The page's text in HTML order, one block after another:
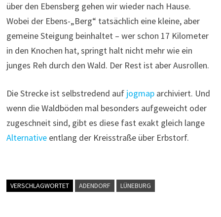
über den Ebensberg gehen wir wieder nach Hause.
Wobei der Ebens-„Berg“ tatsächlich eine kleine, aber
gemeine Steigung beinhaltet – wer schon 17 Kilometer
in den Knochen hat, springt halt nicht mehr wie ein
junges Reh durch den Wald. Der Rest ist aber Ausrollen.
Die Strecke ist selbstredend aufjogmaparchiviert. Und
wenn die Waldböden mal besonders aufgeweicht oder
zugeschneit sind, gibt es diese fast exakt gleich lange
Alternativeentlang der Kreisstraße über Erbstorf.
VERSCHLAGWORTET ADENDORF LÜNEBURG